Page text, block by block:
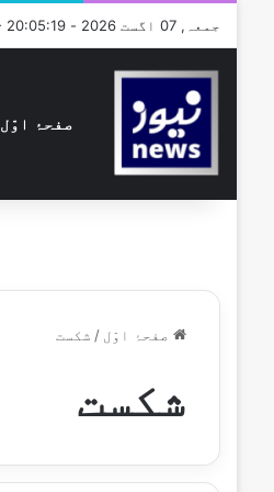
جمعہ, 07 اگست 2026 - GMT+0500 - 20:05:19
صفحۂ اوّل
صفحۂ اوّل / شکست
شکست